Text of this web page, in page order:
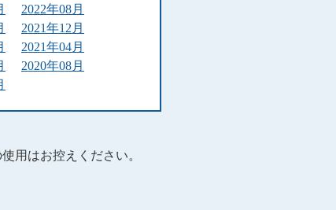
2022年08月
2021年12月
2021年04月
2020年08月
用はお控えください。